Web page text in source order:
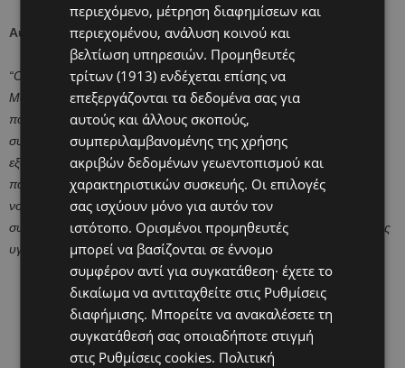
Αυτούσια η ανάρτηση:
“Ολοκληρώθηκε με επιτυχία η πρώτη εφαρμογή χορήγησης
Μονοξειδίου του Αζώτου (ΝΟ) στη ΜΕΝΝ του ΝΑΜ ΙΙΙ σε νεογνό σε
πολύ κρίσιμη κατάσταση. Ευχαριστούμε το Υπουργείο Υγείας για τη
συνεχή στήριξη και υποστήριξη με την αγορά εξειδικευμένου
εξοπλισμού. Πολλές ευχαριστίες και στους συνεργάτες
παιδοκαρδιολόγους της ΜΕΝΝ. Χίλια μπράβο όμως στο ιατρικό και
νοσηλευτικό προσωπικό της ΜΕΝΝ , που κάτω από δύσκολες
συνθήκες , προσφέρουν υψηλού επιπέδου εξειδικευμένες υπηρεσίες
υγείας στα νοσηλευόμενα νεογνά μας.”
περιεχόμενο, μέτρηση διαφημίσεων και
περιεχομένου, ανάλυση κοινού και
βελτίωση υπηρεσιών. Προμηθευτές
τρίτων (1913) ενδέχεται επίσης να
επεξεργάζονται τα δεδομένα σας για
αυτούς και άλλους σκοπούς,
συμπεριλαμβανομένης της χρήσης
ακριβών δεδομένων γεωεντοπισμού και
χαρακτηριστικών συσκευής. Οι επιλογές
σας ισχύουν μόνο για αυτόν τον
ιστότοπο. Ορισμένοι προμηθευτές
μπορεί να βασίζονται σε έννομο
συμφέρον αντί για συγκατάθεση· έχετε το
δικαίωμα να αντιταχθείτε στις Ρυθμίσεις
διαφήμισης. Μπορείτε να ανακαλέσετε τη
συγκατάθεσή σας οποιαδήποτε στιγμή
στις Ρυθμίσεις cookies. Πολιτική